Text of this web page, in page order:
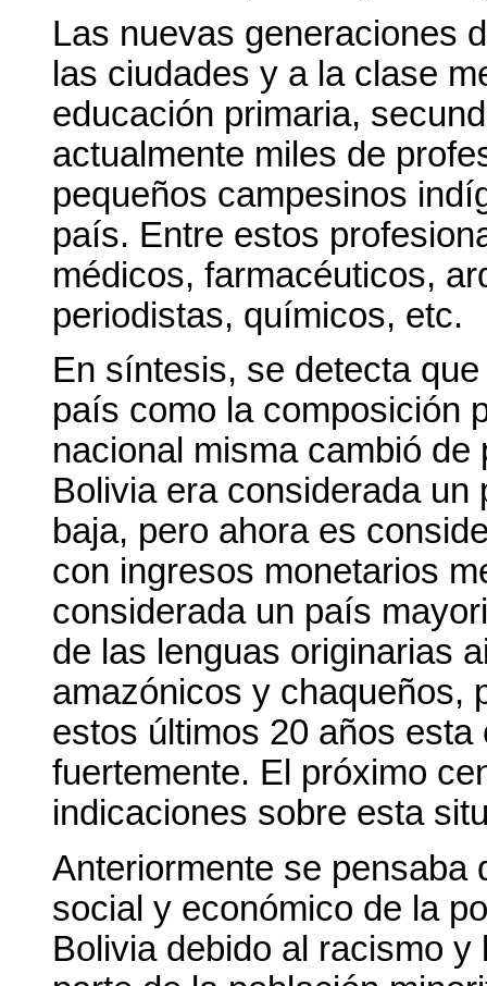
Las nuevas generaciones
las ciudades y a la clase
educación primaria,
actualmente miles de
pequeños campesinos
país. Entre estos
médicos, farmacéuticos,
periodistas, químicos, etc.
En síntesis, se detecta
país como la composición
nacional misma cambió
Bolivia era considerada
baja, pero ahora es
con ingresos monetarios
considerada un país
de las lenguas originarias
amazónicos y chaqueños,
estos últimos 20 años
fuertemente. El próximo
indicaciones sobre esta
Anteriormente se pensaba
social y económico de la
Bolivia debido al racismo